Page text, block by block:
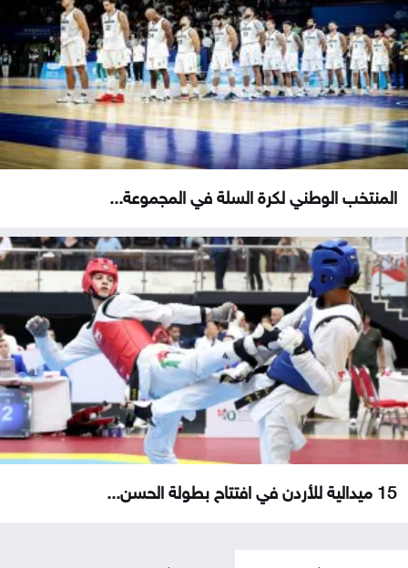
المنتخب الوطني لكرة السلة في المجموعة...
15 ميدالية للأردن في افتتاح بطولة الحسن...